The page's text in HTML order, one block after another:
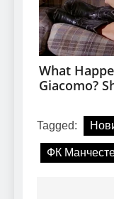
Tagged:
ФК